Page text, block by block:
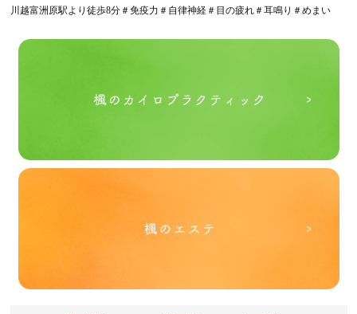
川越富洲原駅より徒歩8分＃免疫力＃自律神経＃目の疲れ＃耳鳴り＃めまい